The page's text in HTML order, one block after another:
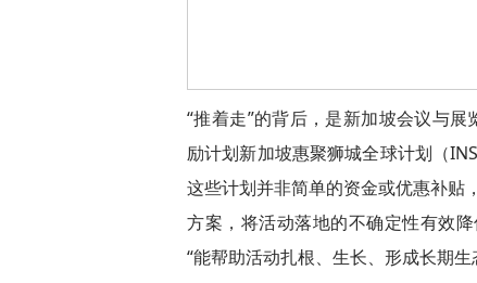
“推着走”的背后，是新加坡会议与
励计划新加坡惠聚狮城全球计划（
这些计划并非简单的资金或优惠补贴
方案，将活动落地的不确定性有效
“能帮助活动扎根、生长、形成长期生